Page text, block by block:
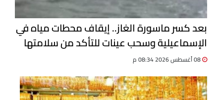
بعد كسر ماسورة الغاز.. إيقاف محطات مياه في
الإسماعيلية وسحب عينات للتأكد من سلامتها